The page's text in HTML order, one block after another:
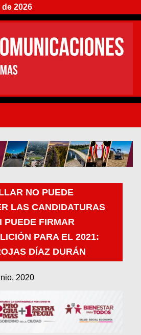
2026
NO PUEDE
LAS CANDIDATURAS
PUEDE FIRMAR
PARA EL 2021:
DÍAZ DURÁN
2020